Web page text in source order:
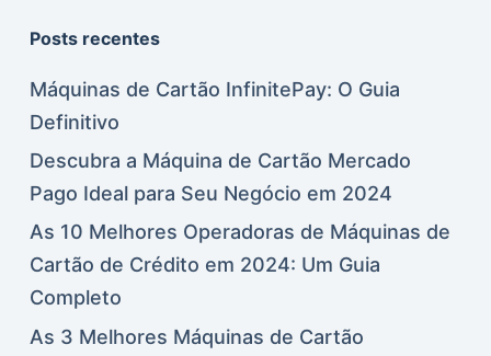
Posts recentes
Máquinas de Cartão InfinitePay: O Guia
Definitivo
Descubra a Máquina de Cartão Mercado
Pago Ideal para Seu Negócio em 2024
As 10 Melhores Operadoras de Máquinas de
Cartão de Crédito em 2024: Um Guia
Completo
As 3 Melhores Máquinas de Cartão